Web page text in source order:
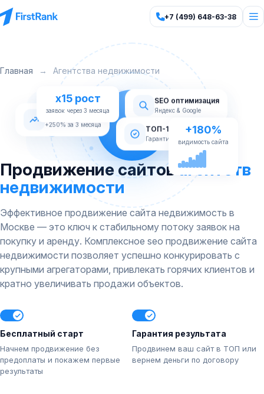
+7 (499) 648-63-38
Главная → Агентства недвижимости
Продвижение сайтовагентств
недвижимости
Эффективное продвижение сайта недвижимость в
Москве — это ключ к стабильному потоку заявок на
покупку и аренду. Комплексное seo продвижение сайта
недвижимости позволяет успешно конкурировать с
крупными агрегаторами, привлекать горячих клиентов и
кратно увеличивать продажи объектов.
Бесплатный старт
Начнем продвижение без
предоплаты и покажем первые
результаты
Гарантия результата
Продвинем ваш сайт в ТОП или
вернем деньги по договору
SEO оптимизация
Яндекс & Google
Рост трафика
+250% за 3 месяца ТОП-10 Яндекс
Гарантия по договору
x15 рост
заявок через 3 месяца
+180%